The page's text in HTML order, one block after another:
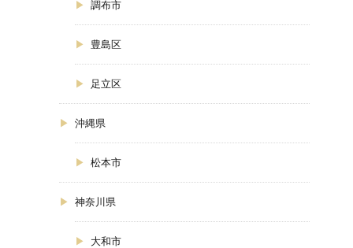
調布市
豊島区
足立区
沖縄県
松本市
神奈川県
大和市